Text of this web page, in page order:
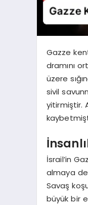
Gazze
dramını
üzere
sivil
yitirmiştir.
İsrail’in
almaya
Savaş
büyük bir